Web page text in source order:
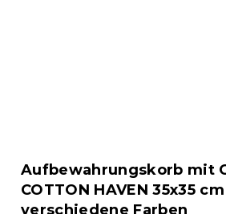
Aufbewahrungskorb mit
COTTON HAVEN 35x35
verschiedene Farben